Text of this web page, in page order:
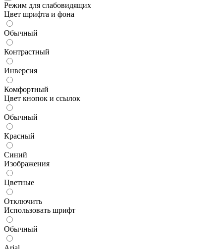
Режим для слабовидящих
Цвет шрифта и фона
Обычный
Контрастный
Инверсия
Комфортный
Цвет кнопок и ссылок
Обычный
Красный
Синий
Изображения
Цветные
Отключить
Использовать шрифт
Обычный